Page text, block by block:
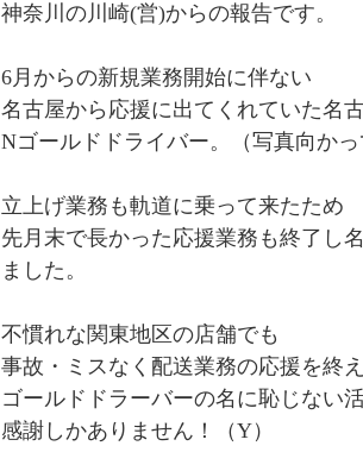
神奈川の川崎(営)からの報告です。
6月からの新規業務開始に伴ない
名古屋から応援に出てくれていた名
Nゴールドドライバー。（写真向か
立上げ業務も軌道に乗って来たため
先月末で長かった応援業務も終了し
ました。
不慣れな関東地区の店舗でも
事故・ミスなく配送業務の応援を終
ゴールドドラーバーの名に恥じない
感謝しかありません！（Y）